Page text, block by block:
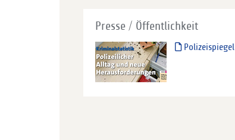
Presse / Öffentlichkeit
Polizeispiegel